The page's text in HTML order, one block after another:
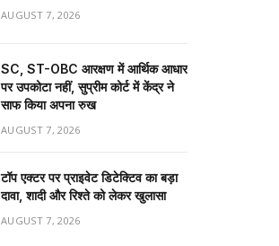
AUGUST 7, 2026
SC, ST-OBC आरक्षण में आर्थिक आधार
पर उपकोटा नहीं, सुप्रीम कोर्ट में केंद्र ने
साफ किया अपना रुख
AUGUST 7, 2026
टॉप एक्टर पर प्राइवेट डिटेक्टिव का बड़ा
दावा, शादी और रिश्ते को लेकर खुलासा
AUGUST 7, 2026